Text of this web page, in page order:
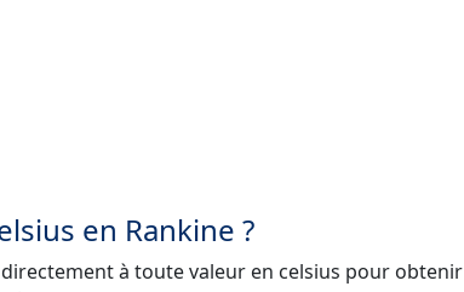
en Rankine ?
directement à toute valeur en celsius pour obtenir